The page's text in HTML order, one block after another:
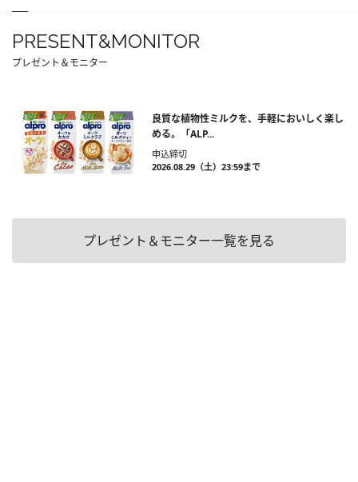
PRESENT&MONITOR
プレゼント＆モニター
良質な植物性ミルクを、手軽においしく楽し
める。「ALP...
申込締切
2026.08.29（土）23:59まで
プレゼント＆モニター一覧を見る